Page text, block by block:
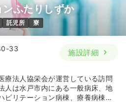
ふたりしずか
託児所 寮
33
施設詳細
療法人協栄会が運営している訪問
人は水戸市内にある一般病床、地
ビリテーション病棟、療養病棟を